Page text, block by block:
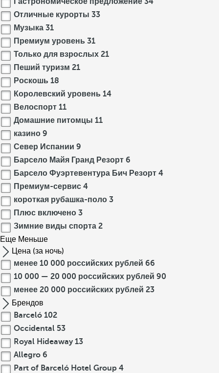
Отличные курорты 33
Музыка 31
Премиум уровень 31
Только для взрослых 21
Пеший туризм 21
Роскошь 18
Королевский уровень 14
Велоспорт 11
Домашние питомцы 11
казино 9
Север Испании 9
Барсело Майя Гранд Резорт 6
Барсело Фуэртевентура Бич Резорт 4
Премиум-сервис 4
короткая рубашка-поло 3
Плюс включено 3
Зимние виды спорта 2
Еще Меньше
Цена (за ночь)
менее 10 000 российских рублей 66
10 000 — 20 000 российских рублей 90
менее 20 000 российских рублей 23
Брендов
Barceló 102
Occidental 53
Royal Hideaway 13
Allegro 6
Part of Barceló Hotel Group 4